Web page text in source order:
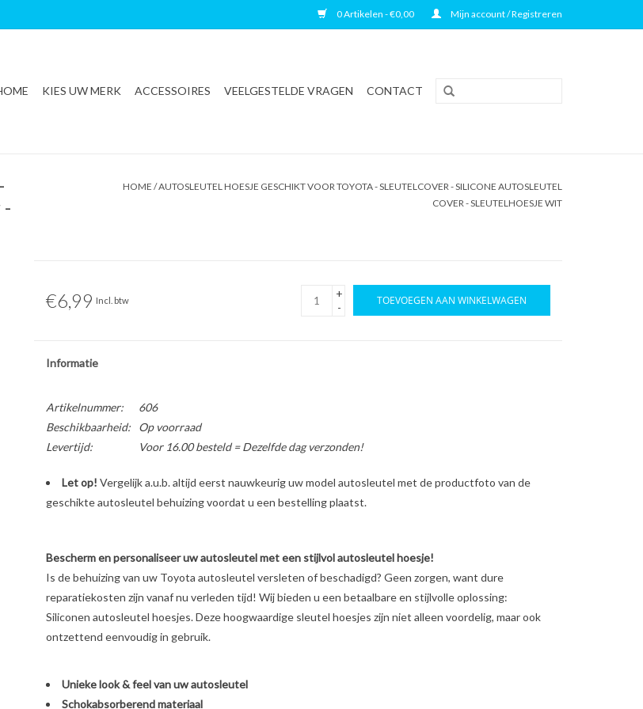
0 Artikelen - €0,00 Mijn account / Registreren
KIES UW MERK ACCESSOIRES VEELGESTELDE VRAGEN CONTACT
-
HOME /AUTOSLEUTEL HOESJE GESCHIKT VOOR TOYOTA - SLEUTELCOVER - SILICONE AUTOSLEUTEL
COVER - SLEUTELHOESJE WIT
€6,99 Incl. btw
+
-
TOEVOEGEN AAN WINKELWAGEN
Informatie
Artikelnummer:
606
Beschikbaarheid:
Op voorraad
Levertijd:
Voor 16.00 besteld = Dezelfde dag verzonden!
Let op! Vergelijk a.u.b. altijd eerst nauwkeurig uw model autosleutel met de productfoto van de
geschikte autosleutel behuizing voordat u een bestelling plaatst.
Bescherm en personaliseer uw autosleutel met een stijlvol autosleutel hoesje!
Is de behuizing van uw Toyota autosleutel versleten of beschadigd? Geen zorgen, want dure
reparatiekosten zijn vanaf nu verleden tijd! Wij bieden u een betaalbare en stijlvolle oplossing:
Siliconen autosleutel hoesjes. Deze hoogwaardige sleutel hoesjes zijn niet alleen voordelig, maar ook
ontzettend eenvoudig in gebruik.
Unieke look & feel van uw autosleutel
Schokabsorberend materiaal